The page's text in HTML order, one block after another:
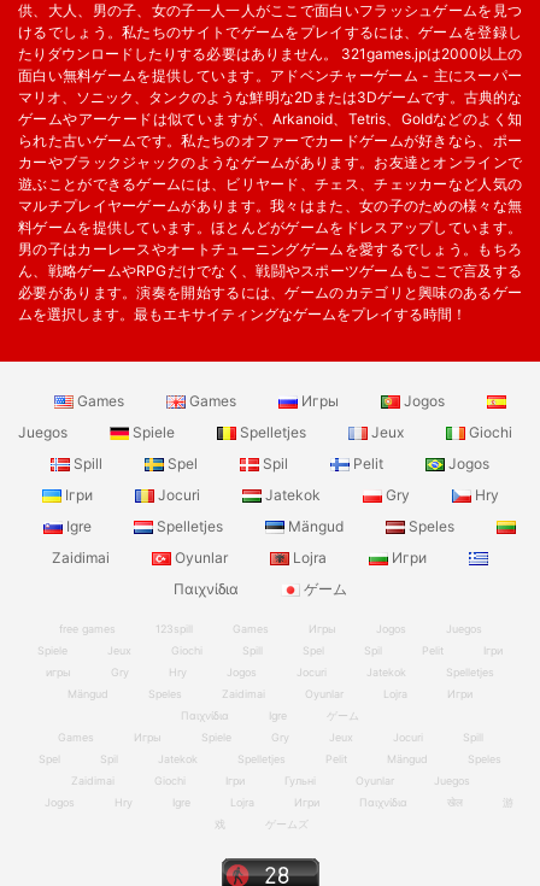
供、大人、男の子、女の子一人一人がここで面白いフラッシュゲームを見つ
けるでしょう。私たちのサイトでゲームをプレイするには、ゲームを登録し
たりダウンロードしたりする必要はありません。 321games.jpは2000以上の
面白い無料ゲームを提供しています。アドベンチャーゲーム - 主にスーパー
マリオ、ソニック、タンクのような鮮明な2Dまたは3Dゲームです。古典的な
ゲームやアーケードは似ていますが、Arkanoid、Tetris、Goldなどのよく知
られた古いゲームです。私たちのオファーでカードゲームが好きなら、ポー
カーやブラックジャックのようなゲームがあります。お友達とオンラインで
遊ぶことができるゲームには、ビリヤード、チェス、チェッカーなど人気の
マルチプレイヤーゲームがあります。我々はまた、女の子のための様々な無
料ゲームを提供しています。ほとんどがゲームをドレスアップしています。
男の子はカーレースやオートチューニングゲームを愛するでしょう。もちろ
ん、戦略ゲームやRPGだけでなく、戦闘やスポーツゲームもここで言及する
必要があります。演奏を開始するには、ゲームのカテゴリと興味のあるゲー
ムを選択します。最もエキサイティングなゲームをプレイする時間！
Games Games Игры
Jogos
Juegos
Spiele Spelletjes Jeux
Giochi
Spill
Spel Spil Pelit
Jogos
Ігри
Jocuri Jatekok Gry
Hry
Igre
Spelletjes Mängud
Speles
Zaidimai
Oyunlar Lojra
Игри
Παιχνίδια
ゲーム
free games 123spill Games Игры Jogos
Juegos
Spiele
Jeux Giochi Spill Spel Spil Pelit
Ігри
игры
Gry Hry Jogos Jocuri Jatekok
Spelletjes
Mängud
Speles Zaidimai Oyunlar Lojra
Игри
Παιχνίδια
Igre
ゲーム
Games
Игры Spiele Gry Jeux Jocuri
Spill
Spel
Spil Jatekok Spelletjes Pelit Mängud
Speles
Zaidimai
Giochi Ігри Гульні Oyunlar
Juegos
Jogos
Hry Igre Lojra Игри Παιχνίδια खेल
游
戏
ゲームズ